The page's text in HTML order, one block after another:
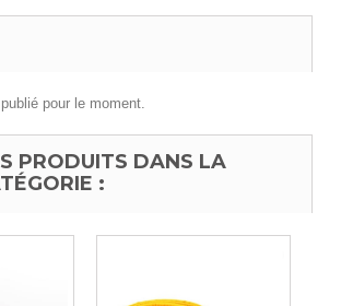
pour le moment.
PRODUITS DANS LA
: